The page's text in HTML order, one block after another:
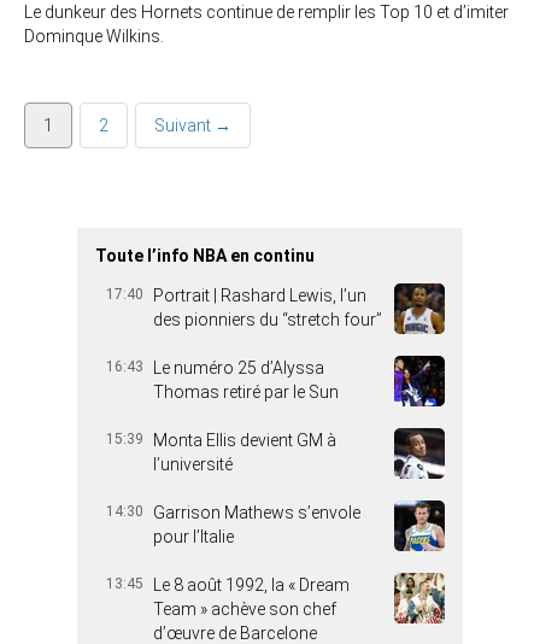
Le dunkeur des Hornets continue de remplir les Top 10 et d’imiter
Dominque Wilkins.
1 2 Suivant →
Toute l’info NBA en continu
17:40
Portrait | Rashard Lewis, l’un
des pionniers du “stretch four”
16:43
Le numéro 25 d’Alyssa
Thomas retiré par le Sun
15:39
Monta Ellis devient GM à
l’université
14:30
Garrison Mathews s’envole
pour l’Italie
13:45
Le 8 août 1992, la « Dream
Team » achève son chef
d’œuvre de Barcelone